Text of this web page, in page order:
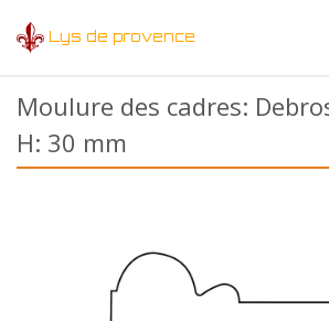
Lys de provence
Moulure des cadres:
H: 30 mm